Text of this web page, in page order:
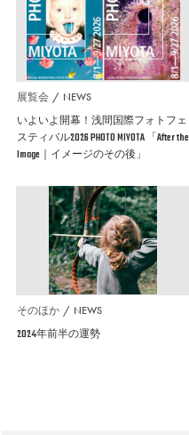
展覧会 NEWS
いよいよ開幕！浅間国際フォトフェ
スティバル2026 PHOTO MIYOTA 「After the
Image｜イメージのその後」
そのほか NEWS
2024年前半の運勢